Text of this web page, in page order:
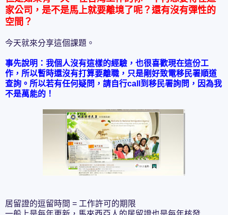
家公司，是不是馬上就要離境了呢？還有沒有彈性的
空間？
今天就來分享這個課題。
事先說明：我個人沒有這樣的經驗，也很喜歡現在這份工
作，所以暫時還沒有打算要離職，只是剛好致電移民署順道
查詢。所以若有任何疑問，請自行call到移民署詢問，因為我
不是萬能的！
居留證的逗留時間 = 工作許可的期限